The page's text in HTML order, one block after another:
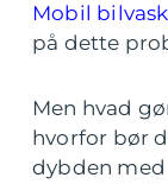
Mobil
på dette
Men hvad
hvorfor bør
dybden